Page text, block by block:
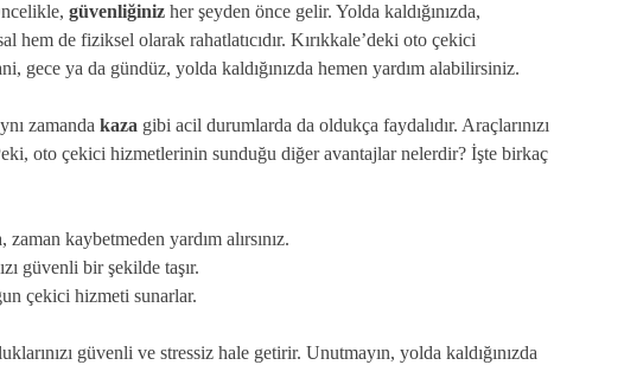
güvenliğiniz her şeyden önce gelir. Yolda kaldığınızda,
hem de fiziksel olarak rahatlatıcıdır. Kırıkkale’deki oto çekici
gece ya da gündüz, yolda kaldığınızda hemen yardım alabilirsiniz.
zamanda kaza gibi acil durumlarda da oldukça faydalıdır. Araçlarınızı
oto çekici hizmetlerinin sunduğu diğer avantajlar nelerdir? İşte birkaç
kaybetmeden yardım alırsınız.
güvenli bir şekilde taşır.
çekici hizmeti sunarlar.
güvenli ve stressiz hale getirir. Unutmayın, yolda kaldığınızda